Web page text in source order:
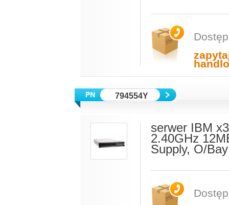
794554Y
serwer IBM
2.40GHz
Supply, O/